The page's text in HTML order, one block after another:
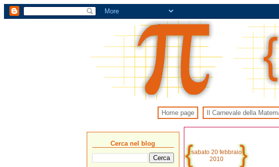
Home page Il Carnevale della
sabato 20 febbraio
2010
Cerca nel blog